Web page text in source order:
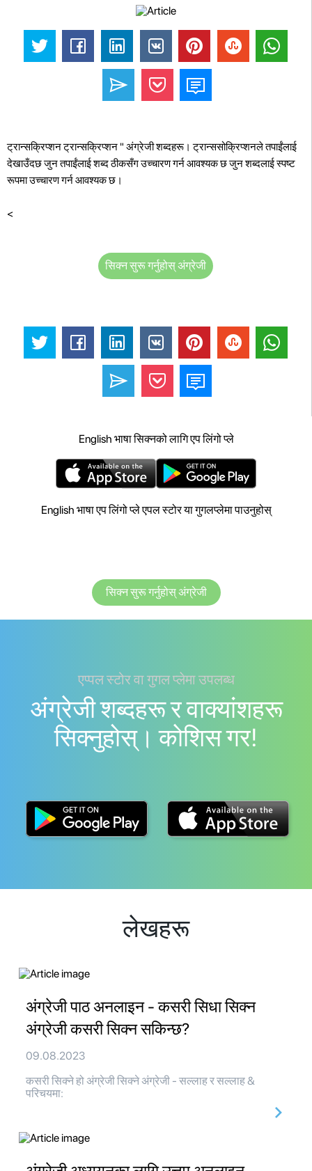
ट्रान्सक्रिप्शन ट्रान्सक्रिप्शन " अंग्रेजी शब्दहरू। ट्रान्ससोक्रिप्शनले तपाईंलाई
देखाउँदछ जुन तपाईंलाई शब्द ठीकसँग उच्चारण गर्न आवश्यक छ जुन शब्दलाई स्पष्ट
रूपमा उच्चारण गर्न आवश्यक छ।
<
सिक्न सुरू गर्नुहोस् अंग्रेजी
English भाषा सिक्नको लागि एप लिंगो प्ले
English भाषा एप लिंगो प्ले एपल स्टोर या गुगलप्लेमा पाउनुहोस्
सिक्न सुरू गर्नुहोस् अंग्रेजी
एप्पल स्टोर वा गुगल प्लेमा उपलब्ध
अंग्रेजी शब्दहरू र वाक्यांशहरू
सिक्नुहोस्। काेशिस गर!
लेखहरू
अंग्रेजी पाठ अनलाइन - कसरी सिधा सिक्न
अंग्रेजी कसरी सिक्न सकिन्छ?
09.08.2023
कसरी सिक्ने हो अंग्रेजी सिक्ने अंग्रेजी - सल्लाह र सल्लाह &
परिचयमा: